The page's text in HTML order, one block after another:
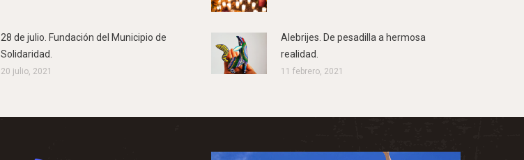
28 de julio. Fundación del Municipio de
Solidaridad.
20 julio, 2021
Alebrijes. De pesadilla a hermosa
realidad.
11 febrero, 2021